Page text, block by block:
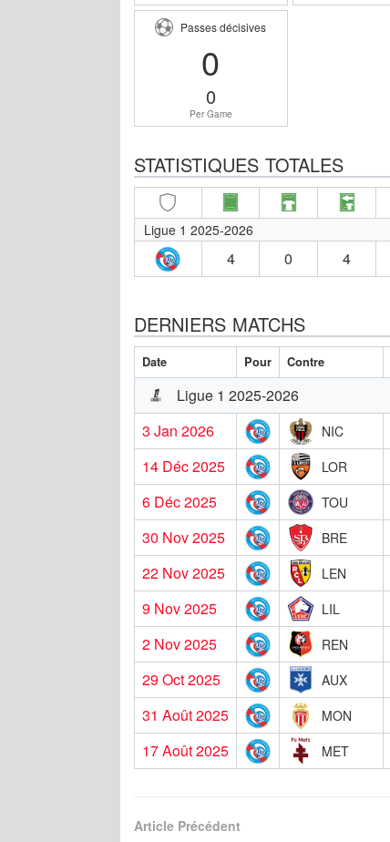
Passes décisives
0
0
Per Game
STATISTIQUES TOTALES
Ligue 1 2025-2026
4 0 4
DERNIERS MATCHS
Date Pour Contre
Ligue 1 2025-2026
3 Jan 2026
NIC
14 Déc 2025
LOR
6 Déc 2025
TOU
30 Nov 2025
BRE
22 Nov 2025
LEN
9 Nov 2025
LIL
2 Nov 2025
REN
29 Oct 2025
AUX
31 Août 2025
MON
17 Août 2025
MET
Article Précédent